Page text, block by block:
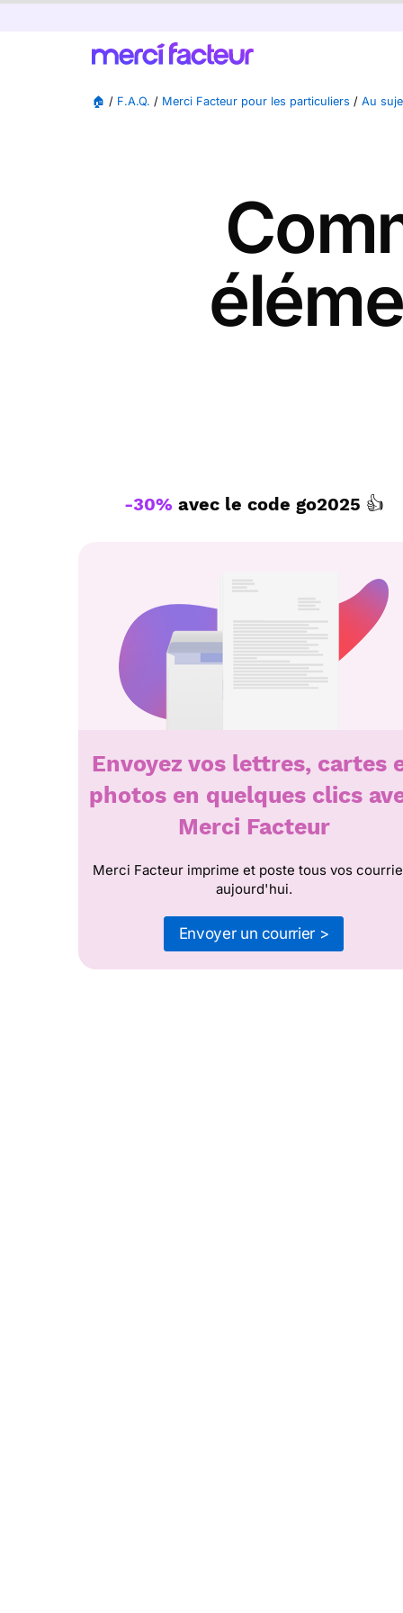
🏠 / F.A.Q. / Merci Facteur pour les particuliers / Au
-30% avec le code go2025 👍
Envoyez vos lettres, cartes
photos en quelques clics
Merci Facteur
Merci Facteur imprime et poste tous vos
aujourd'hui.
Envoyer un courrier >